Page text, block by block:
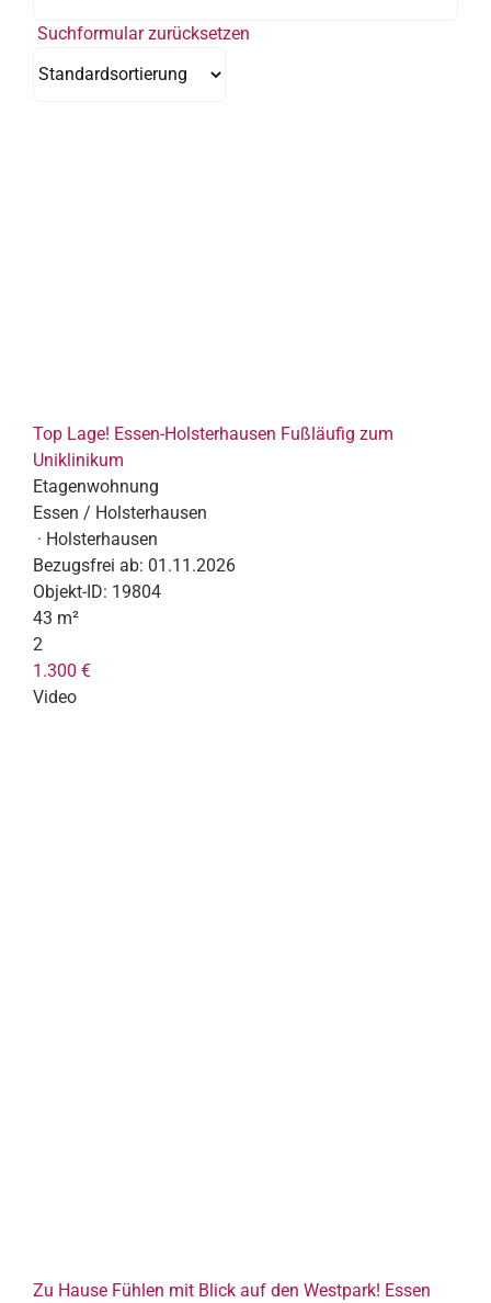
Suchformular zurücksetzen
Top Lage! Essen-Holsterhausen Fußläufig zum
Uniklinikum
Etagenwohnung
Essen / Holsterhausen
· Holsterhausen
Bezugsfrei ab: 01.11.2026
Objekt-ID: 19804
43 m²
2
1.300 €
Video
Zu Hause Fühlen mit Blick auf den Westpark! Essen